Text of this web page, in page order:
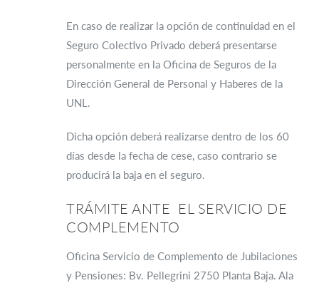
En caso de realizar la opción de continuidad en el
Seguro Colectivo Privado deberá presentarse
personalmente en la Oficina de Seguros de la
Dirección General de Personal y Haberes de la
UNL.
Dicha opción deberá realizarse dentro de los 60
días desde la fecha de cese, caso contrario se
producirá la baja en el seguro.
TRÁMITE ANTE EL SERVICIO DE
COMPLEMENTO
Oficina Servicio de Complemento de Jubilaciones
y Pensiones: Bv. Pellegrini 2750 Planta Baja. Ala